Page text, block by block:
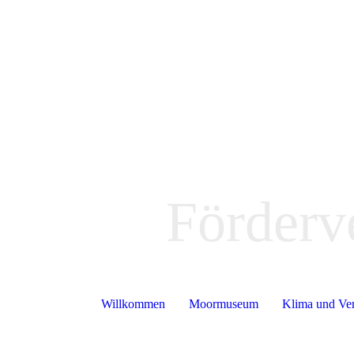
Willkommen Moormuseum Klima und